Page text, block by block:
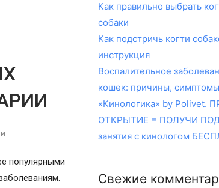
популярными
Как правильно выбрать
собаки
Как подстричь когти
инструкция
Воспалительное
кошек: причины,
«Кинологика» by Polivet.
ОТКРЫТИЕ = ПОЛУЧИ
занятия с кинологом
Свежие